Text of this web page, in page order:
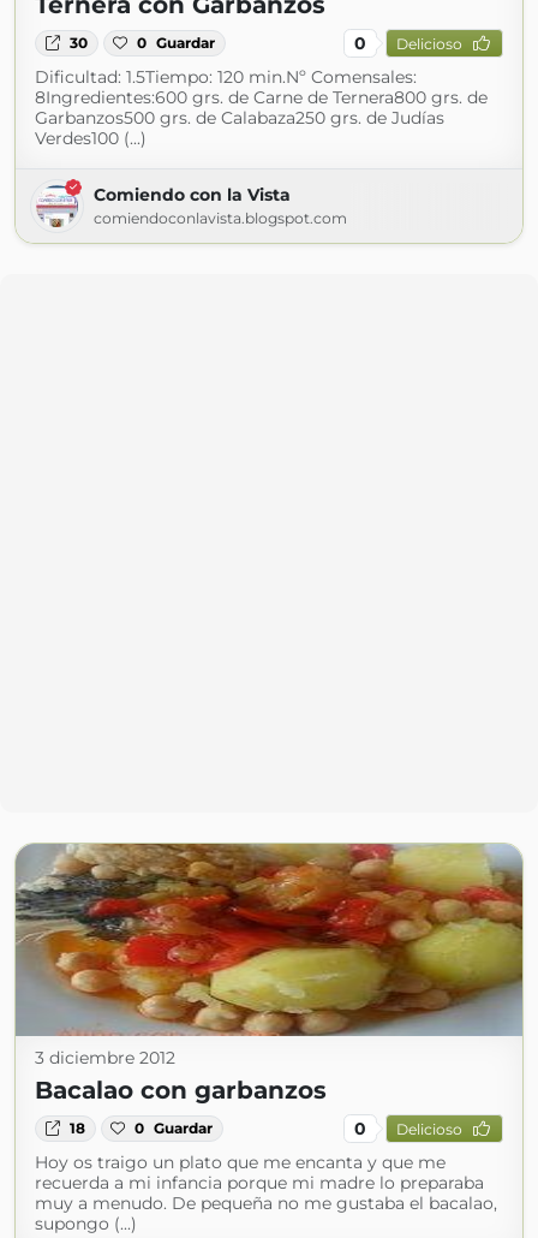
30 0 Guardar 0 Delicioso
Dificultad: 1.5Tiempo: 120 min.Nº Comensales:
8Ingredientes:600 grs. de Carne de Ternera800 grs. de
Garbanzos500 grs. de Calabaza250 grs. de Judías
Verdes100 (...)
Comiendo con la Vista
comiendoconlavista.blogspot.com
3 diciembre 2012
Bacalao con garbanzos
18 0 Guardar 0 Delicioso
Hoy os traigo un plato que me encanta y que me
recuerda a mi infancia porque mi madre lo preparaba
muy a menudo. De pequeña no me gustaba el bacalao,
supongo (...)